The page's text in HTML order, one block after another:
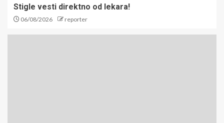
Stigle vesti direktno od lekara!
06/08/2026 reporter